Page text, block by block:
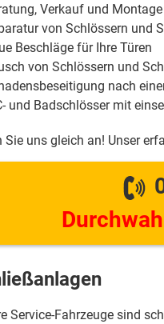
Verkauf und
von Schlössern und
Beschläge für Ihre Türen
von Schlössern und
nach
und Badschlösser mit
Sie uns gleich an! Unser
Service-Fahrzeuge sind